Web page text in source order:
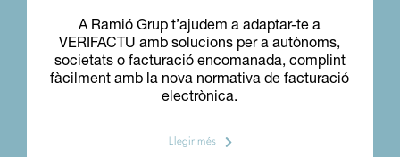
A Ramió Grup t’ajudem a adaptar-te a
VERIFACTU amb solucions per a autònoms,
societats o facturació encomanada, complint
fàcilment amb la nova normativa de facturació
electrònica.
Llegir més